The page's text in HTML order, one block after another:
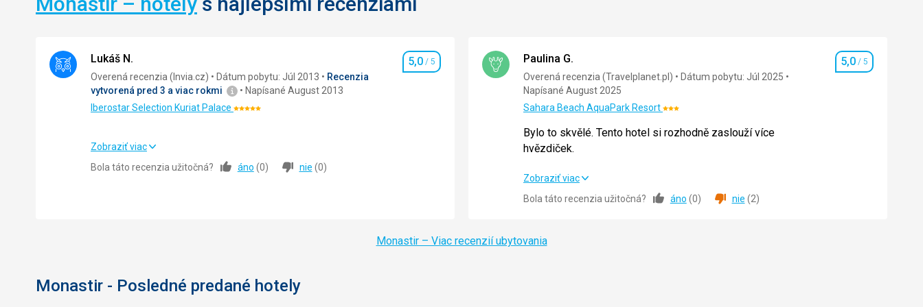
Lukáš N.
Hodnotenie
5,0 / 5
Overená recenzia (Invia.cz) Dátum pobytu: Júl 2013
Recenzia
vytvorená pred 3 a viac rokmi
Napísané August 2013
Iberostar Selection Kuriat PalaceHodnotenie:
Strava
/ 5
Cena
Zobraziť viac
Bola táto recenzia užitočná?
áno (0) nie (0)
Paulina G.
Hodnotenie
5,0 / 5
Overená recenzia (Travelplanet.pl)
Dátum pobytu: Júl 2025
Napísané August 2025
Sahara Beach AquaPark ResortHodnotenie:
Bylo to skvělé. Tento hotel si rozhodně zaslouží více
hvězdiček.
Bylo to skvělé. Tento hotel si rozhodně zaslouží více
hvězdiček.
Zobraziť viac
Bola táto recenzia užitočná?
áno (0) nie (2)
Monastir – Viac recenzií ubytovania
Monastir - Posledné predané hotely